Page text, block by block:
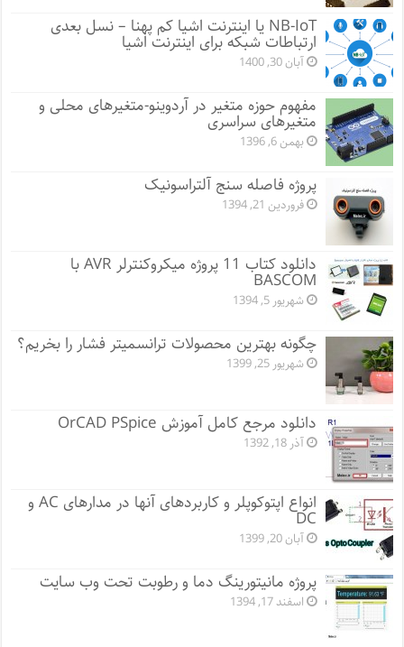
NB-IoT یا اینترنت اشیا کم پهنا – نسل بعدی
ارتباطات شبکه برای اینترنت اشیا
آبان 30, 1400
مفهوم حوزه متغیر در آردوینو-متغیرهای محلی و
متغیرهای سراسری
بهمن 6, 1396
پروژه فاصله سنج آلتراسونیک
فروردین 21, 1394
دانلود کتاب 11 پروژه میکروکنترلر AVR با
BASCOM
شهریور 5, 1394
چگونه بهترین محصولات ترانسمیتر فشار را بخریم؟
شهریور 25, 1399
دانلود مرجع کامل آموزش OrCAD PSpice
آذر 18, 1392
انواع اپتوکوپلر و کاربردهای آنها در مدارهای AC و
DC
آبان 20, 1399
پروژه مانيتورينگ دما و رطوبت تحت وب سایت
اسفند 17, 1394